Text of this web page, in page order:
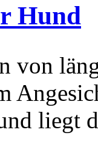
Hund
von
liegt